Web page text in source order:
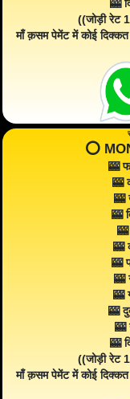
🎰
((जोड़ी रेट
माँ क़सम पेमेंट में कोई
⭕️
🎰
🎰
🎰
🎰
🎰
🎰
🎰
🎰
🎰
🎰
🎰
((जोड़ी रेट
माँ क़सम पेमेंट में कोई